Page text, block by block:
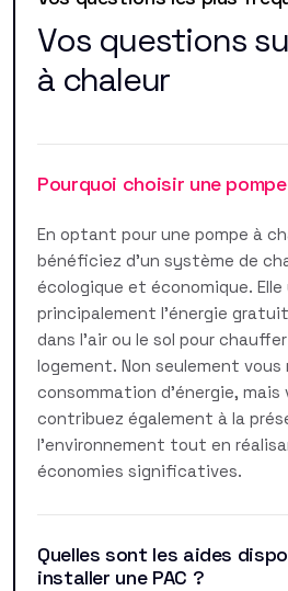
Vos questions
à chaleur
Pourquoi choisir une
En optant pour une pompe à
bénéficiez d'un système de
écologique et économique.
principalement l'énergie
dans l'air ou le sol pour
logement. Non seulement
consommation d'énergie, mais
contribuez également à la
l'environnement tout en
économies significatives.
Quelles sont les aides
installer une PAC ?